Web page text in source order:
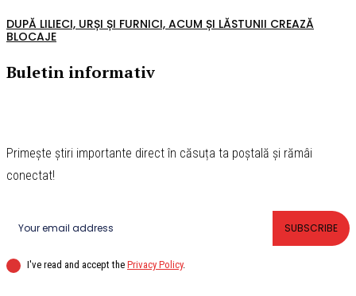
DUPĂ LILIECI, URȘI ȘI FURNICI, ACUM ȘI LĂSTUNII CREAZĂ
BLOCAJE
Buletin informativ
Primește știri importante direct în căsuța ta poștală și rămâi
conectat!
SUBSCRIBE
I've read and accept the Privacy Policy.